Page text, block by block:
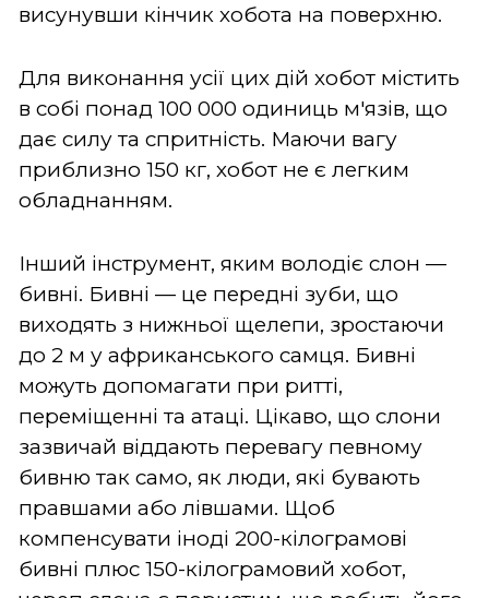
висунувши кінчик хобота на поверхню.
Для виконання усії цих дій хобот містить
в собі понад 100 000 одиниць м'язів, що
дає силу та спритність. Маючи вагу
приблизно 150 кг, хобот не є легким
обладнанням.
Інший інструмент, яким володіє слон —
бивні. Бивні — це передні зуби, що
виходять з нижньої щелепи, зростаючи
до 2 м у африканського самця. Бивні
можуть допомагати при ритті,
переміщенні та атаці. Цікаво, що слони
зазвичай віддають перевагу певному
бивню так само, як люди, які бувають
правшами або лівшами. Щоб
компенсувати іноді 200-кілограмові
бивні плюс 150-кілограмовий хобот,